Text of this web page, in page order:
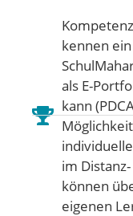
kennen
als E-
kann
im
können
eigenen